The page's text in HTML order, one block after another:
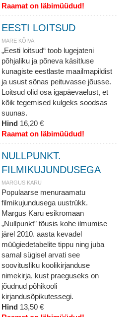
Raamat on läbimüüdud!
EESTI LOITSUD
MARE KÕIVA
„Eesti loitsud“ toob lugejateni
põhjaliku ja põneva käsitluse
kunagiste eestlaste maailmapildist
ja usust sõnas peituvasse jõusse.
Loitsud olid osa igapäevaelust, et
kõik tegemised kulgeks soodsas
suunas.
Hind 16,20 €
Raamat on läbimüüdud!
NULLPUNKT.
FILMIKUJUNDUSEGA
MARGUS KARU
Populaarse menuraamatu
filmikujundusega uustrükk.
Margus Karu esikromaan
„Nullpunkt” tõusis kohe ilmumise
järel 2010. aasta kevadel
müügiedetabelite tippu ning juba
samal sügisel arvati see
soovitusliku koolikirjanduse
nimekirja, kust praeguseks on
jõudnud põhikooli
kirjandusõpikutessegi.
Hind 13,50 €